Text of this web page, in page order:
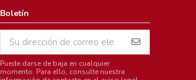
Boletín
Puede darse de baja en cualquier
momento. Para ello, consulte nuestra